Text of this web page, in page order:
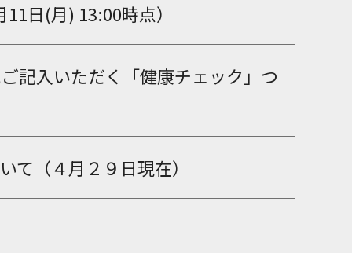
日(月) 13:00時点）
記入いただく「健康チェック」つ
（４月２９日現在）